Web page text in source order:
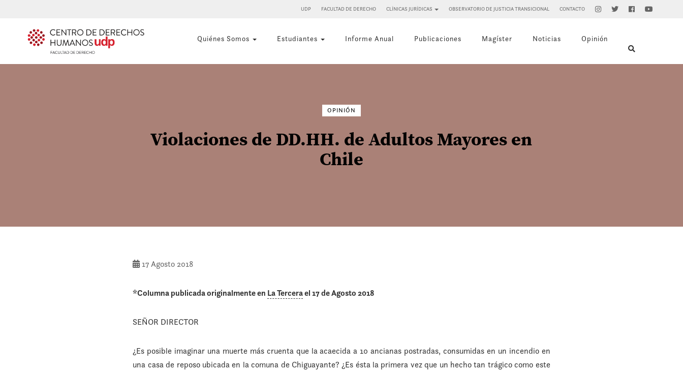
UDP FACULTAD DE DERECHO CLÍNICAS JURÍDICAS OBSERVATORIO DE JUSTICIA TRANSICIONAL CONTACTO
Quiénes Somos Estudiantes Informe Anual Publicaciones Magíster Noticias Opinión
OPINIÓN
Violaciones de DD.HH. de Adultos Mayores en
Chile
17 Agosto 2018
*Columna publicada originalmente en La Tercerael 17 de Agosto 2018
SEÑOR DIRECTOR
¿Es posible imaginar una muerte más cruenta que la acaecida a 10 ancianas postradas, consumidas en un incendio en
una casa de reposo ubicada en la comuna de Chiguayante? ¿Es ésta la primera vez que un hecho tan trágico como este